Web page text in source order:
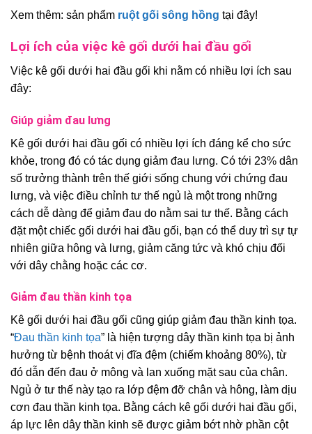
Xem thêm: sản phẩm ruột gối sông hồng tại đây!
Lợi ích của việc kê gối dưới hai đầu gối
Việc kê gối dưới hai đầu gối khi nằm có nhiều lợi ích sau
đây:
Giúp giảm đau lưng
Kê gối dưới hai đầu gối có nhiều lợi ích đáng kể cho sức
khỏe, trong đó có tác dụng giảm đau lưng. Có tới 23% dân
số trưởng thành trên thế giới sống chung với chứng đau
lưng, và việc điều chỉnh tư thế ngủ là một trong những
cách dễ dàng để giảm đau do nằm sai tư thế. Bằng cách
đặt một chiếc gối dưới hai đầu gối, bạn có thể duy trì sự tự
nhiên giữa hông và lưng, giảm căng tức và khó chịu đối
với dây chằng hoặc các cơ.
Giảm đau thần kinh tọa
Kê gối dưới hai đầu gối cũng giúp giảm đau thần kinh tọa.
“Đau thần kinh tọa” là hiện tượng dây thần kinh tọa bị ảnh
hưởng từ bệnh thoát vị đĩa đệm (chiếm khoảng 80%), từ
đó dẫn đến đau ở mông và lan xuống mặt sau của chân.
Ngủ ở tư thế này tạo ra lớp đệm đỡ chân và hông, làm dịu
cơn đau thần kinh tọa. Bằng cách kê gối dưới hai đầu gối,
áp lực lên dây thần kinh sẽ được giảm bớt nhờ phần cột